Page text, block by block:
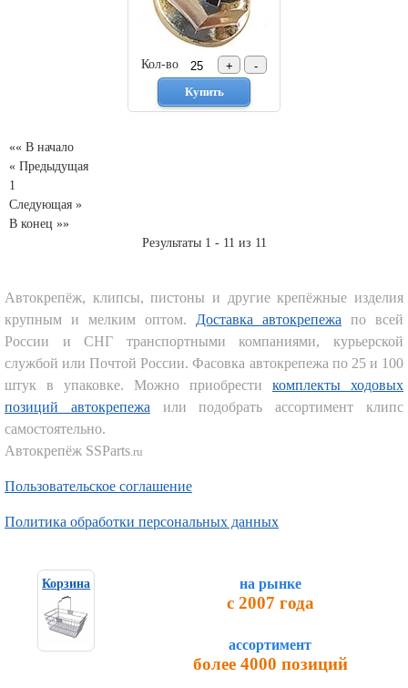
Кол-во
«« В начало
« Предыдущая
1
Следующая »
В конец »»
Результаты 1 - 11 из 11
Автокрепёж, клипсы, пистоны и другие крепёжные изделия
крупным и мелким оптом. Доставка автокрепежа по всей
России и СНГ транспортными компаниями, курьерской
службой или Почтой России. Фасовка автокрепежа по 25 и 100
штук в упаковке. Можно приобрести комплекты ходовых
позиций автокрепежа или подобрать ассортимент клипс
самостоятельно.
Автокрепёж SSParts.ru
Пользовательское соглашение
Политика обработки персональных данных
Корзина на рынке
с 2007 года
ассортимент
более 4000 позиций